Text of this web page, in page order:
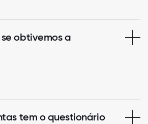
obtivemos a
tem o questionário